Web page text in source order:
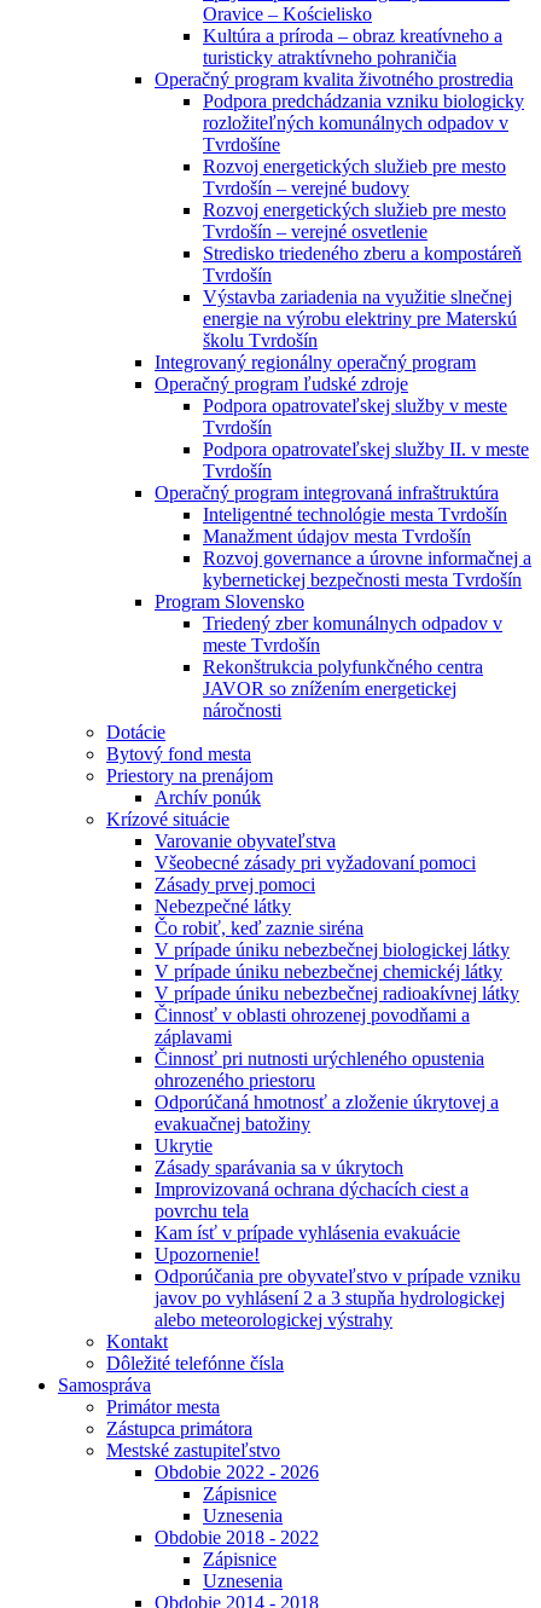
Oravice – Kościelisko
Kultúra a príroda – obraz kreatívneho a
turisticky atraktívneho pohraničia
Operačný program kvalita životného prostredia
Podpora predchádzania vzniku biologicky
rozložiteľných komunálnych odpadov v
Tvrdošíne
Rozvoj energetických služieb pre mesto
Tvrdošín – verejné budovy
Rozvoj energetických služieb pre mesto
Tvrdošín – verejné osvetlenie
Stredisko triedeného zberu a kompostáreň
Tvrdošín
Výstavba zariadenia na využitie slnečnej
energie na výrobu elektriny pre Materskú
školu Tvrdošín
Integrovaný regionálny operačný program
Operačný program ľudské zdroje
Podpora opatrovateľskej služby v meste
Tvrdošín
Podpora opatrovateľskej služby II. v meste
Tvrdošín
Operačný program integrovaná infraštruktúra
Inteligentné technológie mesta Tvrdošín
Manažment údajov mesta Tvrdošín
Rozvoj governance a úrovne informačnej a
kybernetickej bezpečnosti mesta Tvrdošín
Program Slovensko
Triedený zber komunálnych odpadov v
meste Tvrdošín
Rekonštrukcia polyfunkčného centra
JAVOR so znížením energetickej
náročnosti
Dotácie
Bytový fond mesta
Priestory na prenájom
Archív ponúk
Krízové situácie
Varovanie obyvateľstva
Všeobecné zásady pri vyžadovaní pomoci
Zásady prvej pomoci
Nebezpečné látky
Čo robiť, keď zaznie siréna
V prípade úniku nebezbečnej biologickej látky
V prípade úniku nebezbečnej chemickéj látky
V prípade úniku nebezbečnej radioakívnej látky
Činnosť v oblasti ohrozenej povodňami a
záplavami
Činnosť pri nutnosti urýchleného opustenia
ohrozeného priestoru
Odporúčaná hmotnosť a zloženie úkrytovej a
evakuačnej batožiny
Ukrytie
Zásady sparávania sa v úkrytoch
Improvizovaná ochrana dýchacích ciest a
povrchu tela
Kam ísť v prípade vyhlásenia evakuácie
Upozornenie!
Odporúčania pre obyvateľstvo v prípade vzniku
javov po vyhlásení 2 a 3 stupňa hydrologickej
alebo meteorologickej výstrahy
Kontakt
Dôležité telefónne čísla
Samospráva
Primátor mesta
Zástupca primátora
Mestské zastupiteľstvo
Obdobie 2022 - 2026
Zápisnice
Uznesenia
Obdobie 2018 - 2022
Zápisnice
Uznesenia
Obdobie 2014 - 2018